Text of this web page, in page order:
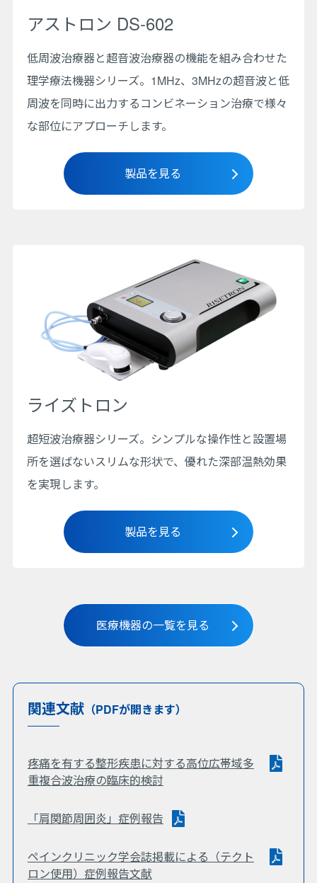
アストロン DS-602
低周波治療器と超音波治療器の機能を組み合わせた
理学療法機器シリーズ。1MHz、3MHzの超音波と低
周波を同時に出力するコンビネーション治療で様々
な部位にアプローチします。
製品を見る
ライズトロン
超短波治療器シリーズ。シンプルな操作性と設置場
所を選ばないスリムな形状で、優れた深部温熱効果
を実現します。
製品を見る
医療機器の一覧を見る
関連文献（PDFが開きます）
疼痛を有する整形疾患に対する高位広帯域多
重複合波治療の臨床的検討
「肩関節周囲炎」症例報告
ペインクリニック学会誌掲載による（テクト
ロン使用）症例報告文献